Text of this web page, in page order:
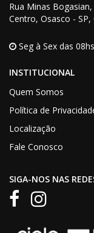
Rua Minas Bogasian
Centro, Osasco - SP,
Seg à Sex das
INSTITUCIONAL
Quem Somos
Política de
Localização
Fale Conosco
SIGA-NOS NAS